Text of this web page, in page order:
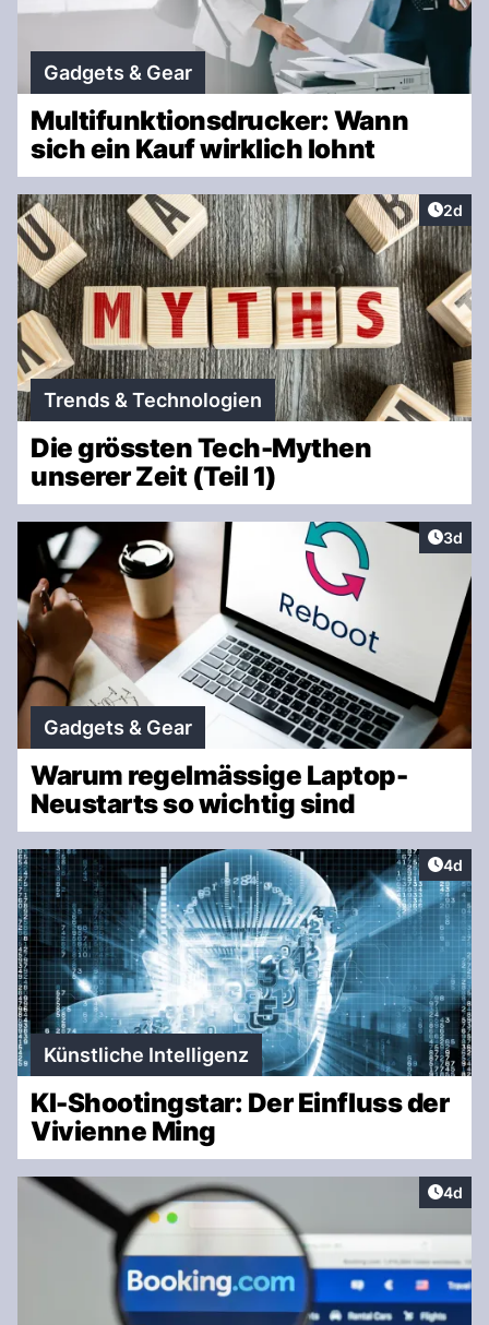
Gadgets & Gear
Multifunktionsdrucker: Wann
sich ein Kauf wirklich lohnt
2d
Trends & Technologien
Die grössten Tech-Mythen
unserer Zeit (Teil 1)
3d
Gadgets & Gear
Warum regelmässige Laptop-
Neustarts so wichtig sind
4d
Künstliche Intelligenz
KI-Shootingstar: Der Einfluss der
Vivienne Ming
4d